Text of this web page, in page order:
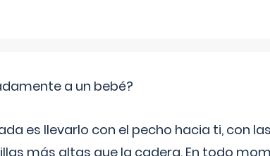
a un bebé?
es llevarlo con el pecho hacia ti, con
más altas que la cadera. En todo